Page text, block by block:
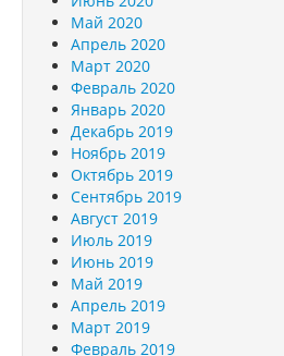
Май 2020
Апрель 2020
Март 2020
Февраль 2020
Январь 2020
Декабрь 2019
Ноябрь 2019
Октябрь 2019
Сентябрь 2019
Август 2019
Июль 2019
Июнь 2019
Май 2019
Апрель 2019
Март 2019
Февраль 2019